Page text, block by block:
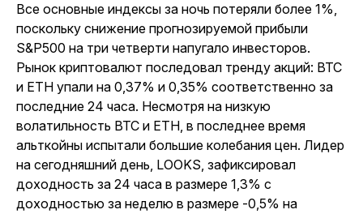
Все основные индексы за ночь потеряли более 1%,
поскольку снижение прогнозируемой прибыли
S&P500 на три четверти напугало инвесторов.
Рынок криптовалют последовал тренду акций: BTC
и ETH упали на 0,37% и 0,35% соответственно за
последние 24 часа. Несмотря на низкую
волатильность BTC и ETH, в последнее время
альткойны испытали большие колебания цен. Лидер
на сегодняшний день, LOOKS, зафиксировал
доходность за 24 часа в размере 1,3% с
доходностью за неделю в размере -0,5% на